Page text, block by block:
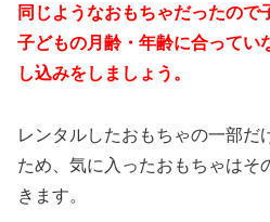
同じようなおもちゃだったので
子どもの月齢・年齢に合ってい
し込みをしましょう。
レンタルしたおもちゃの一部だ
ため、気に入ったおもちゃはそ
きます。